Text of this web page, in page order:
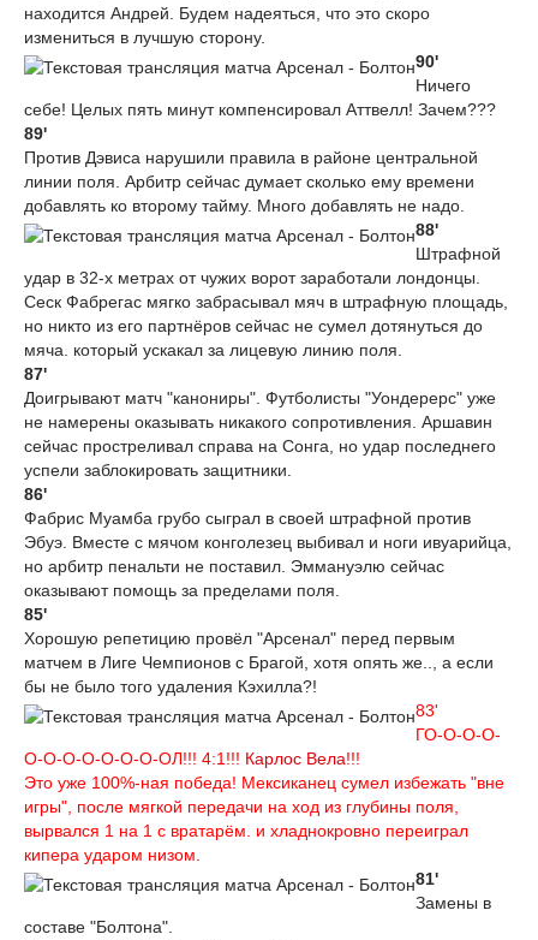
находится Андрей. Будем надеяться, что это скоро
измениться в лучшую сторону.
90'
Ничего
себе! Целых пять минут компенсировал Аттвелл! Зачем???
89'
Против Дэвиса нарушили правила в районе центральной
линии поля. Арбитр сейчас думает сколько ему времени
добавлять ко второму тайму. Много добавлять не надо.
88'
Штрафной
удар в 32-х метрах от чужих ворот заработали лондонцы.
Сеск Фабрегас мягко забрасывал мяч в штрафную площадь,
но никто из его партнёров сейчас не сумел дотянуться до
мяча. который ускакал за лицевую линию поля.
87'
Доигрывают матч "канониры". Футболисты "Уондерерс" уже
не намерены оказывать никакого сопротивления. Аршавин
сейчас простреливал справа на Сонга, но удар последнего
успели заблокировать защитники.
86'
Фабрис Муамба грубо сыграл в своей штрафной против
Эбуэ. Вместе с мячом конголезец выбивал и ноги ивуарийца,
но арбитр пенальти не поставил. Эммануэлю сейчас
оказывают помощь за пределами поля.
85'
Хорошую репетицию провёл "Арсенал" перед первым
матчем в Лиге Чемпионов с Брагой, хотя опять же.., а если
бы не было того удаления Кэхилла?!
83'
ГО-О-О-О-
O-O-O-O-O-O-O-ОЛ!!! 4:1!!! Карлос Вела!!!
Это уже 100%-ная победа! Мексиканец сумел избежать "вне
игры", после мягкой передачи на ход из глубины поля,
вырвался 1 на 1 с вратарём. и хладнокровно переиграл
кипера ударом низом.
81'
Замены в
составе "Болтона".